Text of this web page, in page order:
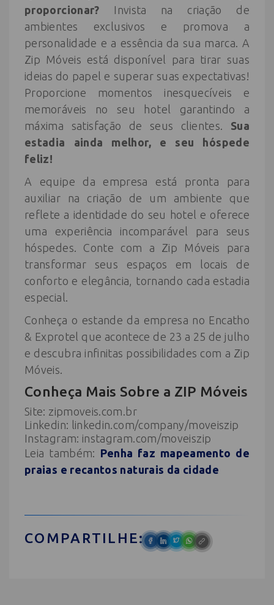
proporcionar? Invista na criação de
ambientes exclusivos e promova a
personalidade e a essência da sua marca. A
Zip Móveis está disponível para tirar suas
ideias do papel e superar suas expectativas!
Proporcione momentos inesquecíveis e
memoráveis no seu hotel garantindo a
máxima satisfação de seus clientes.
Sua
estadia ainda melhor, e seu hóspede
feliz!
A equipe da empresa está pronta para
auxiliar na criação de um ambiente que
reflete a identidade do seu hotel e oferece
uma experiência incomparável para seus
hóspedes. Conte com a Zip Móveis para
transformar seus espaços em locais de
conforto e elegância, tornando cada estadia
especial.
Conheça o estande da empresa no Encatho
& Exprotel que acontece de 23 a 25 de julho
e descubra infinitas possibilidades com a Zip
Móveis.
Conheça Mais Sobre a ZIP Móveis
Site: zipmoveis.com.br
Linkedin: linkedin.com/company/moveiszip
Instagram: instagram.com/moveiszip
Leia também: Penha faz mapeamento de
praias e recantos naturais da cidade
COMPARTILHE: